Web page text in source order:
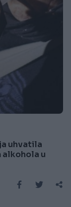
uhvatila
u